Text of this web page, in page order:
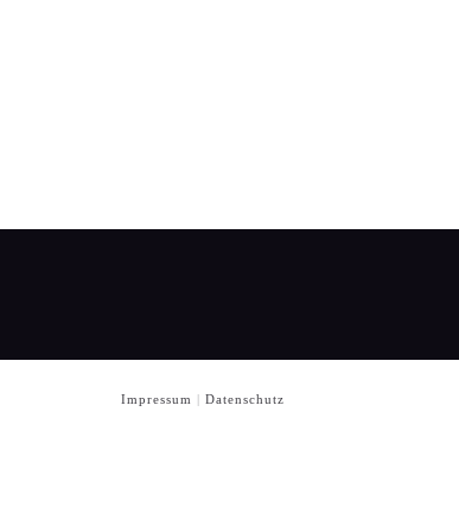
Impressum | Datenschutz